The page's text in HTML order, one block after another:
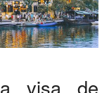
visa de